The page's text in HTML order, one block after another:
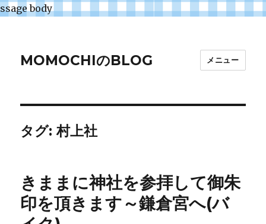
ssage body
MOMOCHIのBLOG メニュー
タグ:村上社
きままに神社を参拝して御朱
印を頂きます～鎌倉宮へ(バ